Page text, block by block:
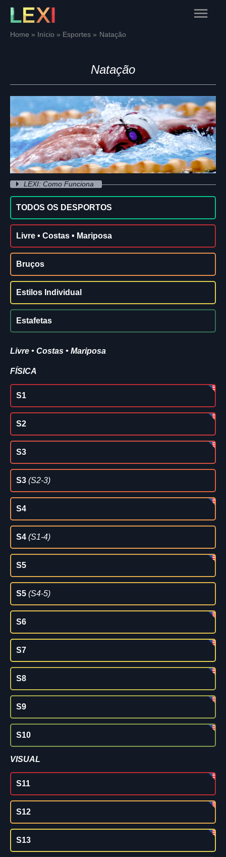
Skip
content
Main
Home Início Esportes Natação
Natação
LEXI: Como Funciona
TODOS OS DESPORTOS
Livre • Costas • Mariposa
Bruços
Estilos Individual
Estafetas
Livre • Costas • Mariposa
FÍSICA
S1
S2
S3
S3 (S2-3)
S4
S4 (S1-4)
S5
S5 (S4-5)
S6
S7
S8
S9
S10
VISUAL
S11
S12
S13